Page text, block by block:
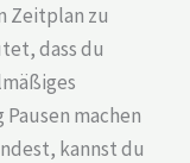
Zeitplan zu
dass du
machen
kannst du